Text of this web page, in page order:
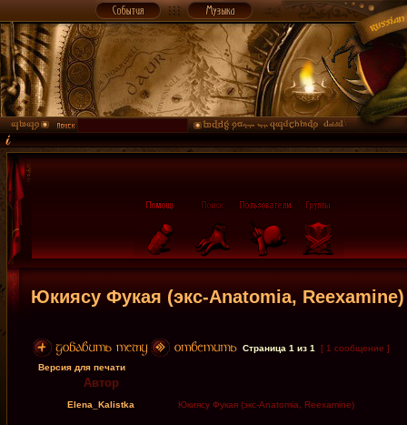
Юкиясу Фукая (экс-Anatomia, Reexamine)
Страница 1 из 1
[ 1 сообщение ]
Версия для печати
Автор
Elena_Kalistka Юкиясу Фукая (экс-Anatomia, Reexamine)